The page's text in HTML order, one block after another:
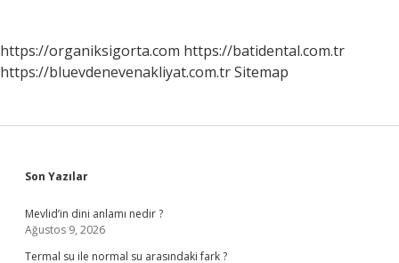
https://organiksigorta.com https://batidental.com.tr
https://bluevdenevenakliyat.com.trSitemap
Sidebar
Son Yazılar
Mevlid’in dini anlamı nedir ?
Ağustos 9, 2026
Termal su ile normal su arasındaki fark ?